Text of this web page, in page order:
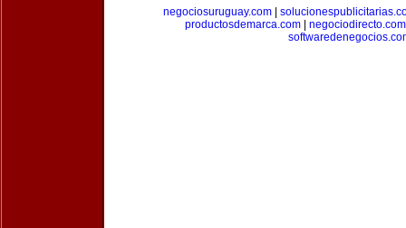
negociosuruguay.com
productosdemarca.com| negociodirecto.com